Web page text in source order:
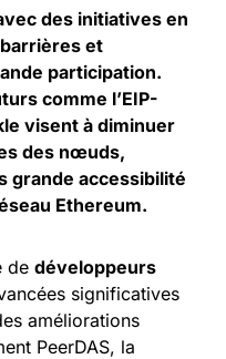
des initiatives en
et
participation.
comme l’EIP-
visent à diminuer
des nœuds,
grande accessibilité
Ethereum.
de développeurs
significatives
améliorations
PeerDAS, la